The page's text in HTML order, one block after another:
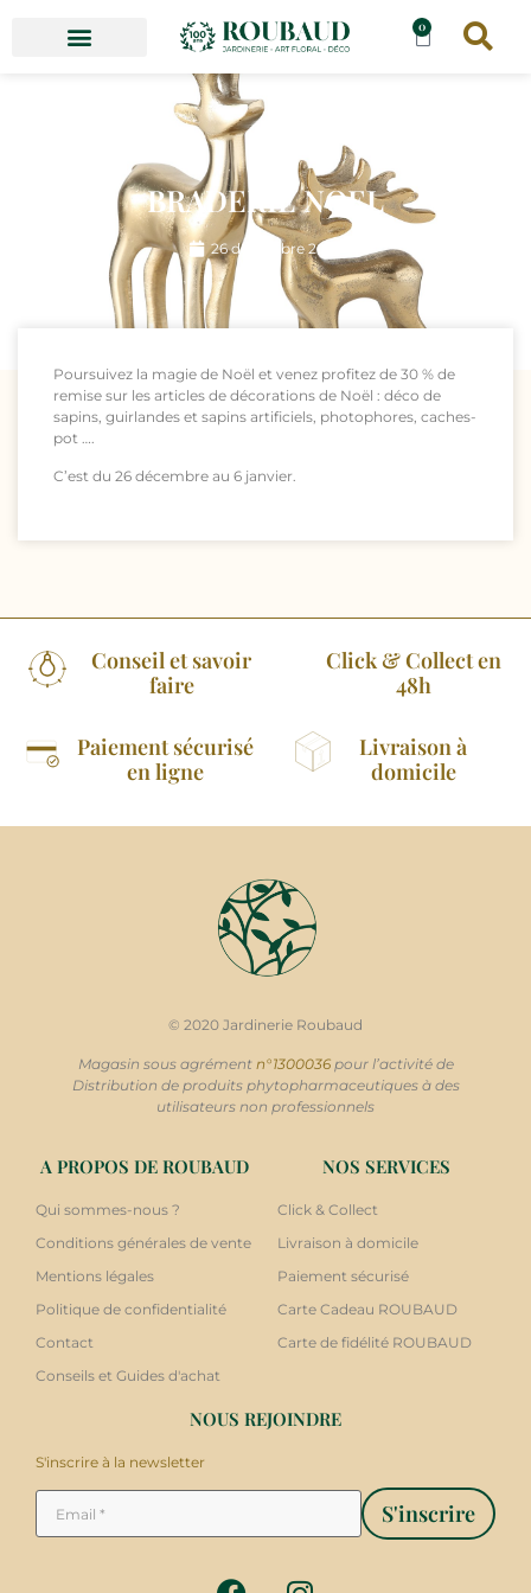
0
BRADERIE NOEL
26 décembre 2023
Poursuivez la magie de Noël et venez profitez de 30 % de
remise sur les articles de décorations de Noël : déco de
sapins, guirlandes et sapins artificiels, photophores, caches-
pot ….
C’est du 26 décembre au 6 janvier.
Conseil et savoir
faire
Click & Collect en
48h
Paiement sécurisé
en ligne
Livraison à
domicile
© 2020 Jardinerie Roubaud
Magasin sous agrément n°1300036pour l’activité de
Distribution de produits phytopharmaceutiques à des
utilisateurs non professionnels
A PROPOS DE ROUBAUD
Qui sommes-nous ?
Conditions générales de vente
Mentions légales
Politique de confidentialité
Contact
Conseils et Guides d'achat
NOS SERVICES
Click & Collect
Livraison à domicile
Paiement sécurisé
Carte Cadeau ROUBAUD
Carte de fidélité ROUBAUD
NOUS REJOINDRE
S'inscrire à la newsletter
S'inscrire